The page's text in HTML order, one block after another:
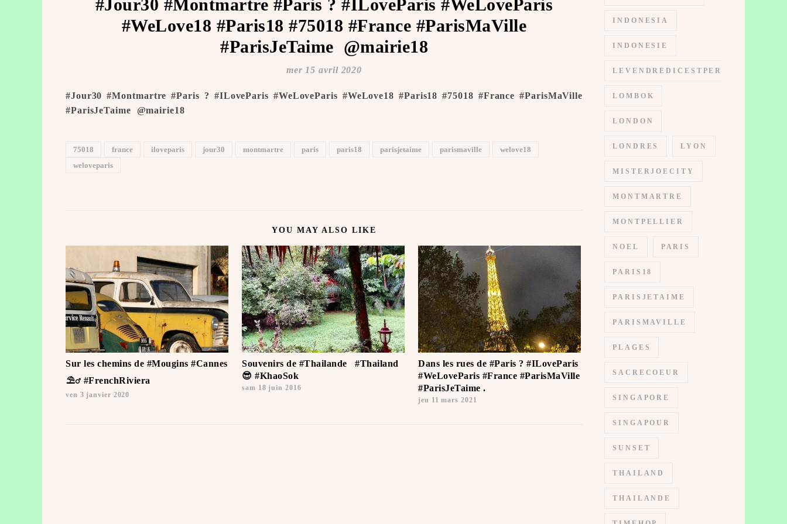
#Jour30 #Montmartre #Paris ? #ILoveParis #WeLoveParis
#WeLove18 #Paris18 #75018 #France #ParisMaVille
#ParisJeTaime ️ @mairie18
mer 15 avril 2020
#Jour30 #Montmartre #Paris ? #ILoveParis #WeLoveParis #WeLove18 #Paris18 #75018 #France #ParisMaVille
#ParisJeTaime ️ @mairie18
75018 france iloveparis jour30 montmartre paris paris18 parisjetaime parismaville
welove18
weloveparis
YOU MAY ALSO LIKE
Sur les chemins de #Mougins #Cannes
️⛱‍♂️ #FrenchRiviera ️
ven 3 janvier 2020
Souvenirs de #Thailande ️ ️ #Thailand
😎 #KhaoSok
sam 18 juin 2016
Dans les rues de #Paris ? #ILoveParis
#WeLoveParis #France #ParisMaVille
#ParisJeTaime ️.
jeu 11 mars 2021
INDONESIA
INDONESIE
LEVENDREDICESTPERMIS
LOMBOK
LONDON
LONDRES LYON
MISTERJOECITY
MONTMARTRE
MONTPELLIER
NOEL PARIS
PARIS18
PARISJETAIME
PARISMAVILLE
PLAGES
SACRECOEUR
SINGAPORE
SINGAPOUR
SUNSET
THAILAND
THAILANDE